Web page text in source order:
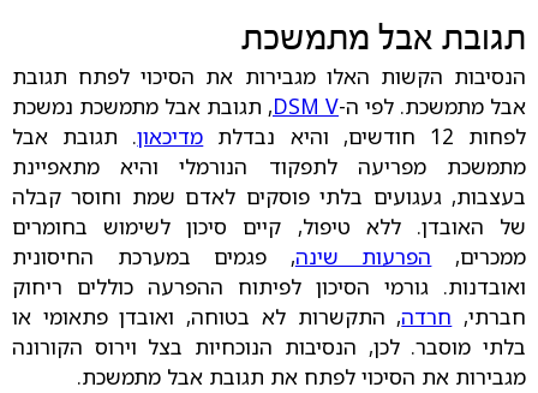
תגובת אבל מתמשכת
הנסיבות הקשות האלו מגבירות את הסיכוי לפתח תגובת
אבל מתמשכת. לפי ה-DSM V, תגובת אבל מתמשכת נמשכת
לפחות 12 חודשים, והיא נבדלת
מדיכאון. תגובת אבל
מתמשכת מפריעה לתפקוד הנורמלי והיא מתאפיינת
בעצבות, געגועים בלתי פוסקים לאדם שמת וחוסר קבלה
של האובדן. ללא טיפול, קיים סיכון לשימוש בחומרים
ממכרים, הפרעות שינה, פגמים במערכת החיסונית
ואובדנות. גורמי הסיכון לפיתוח ההפרעה כוללים ריחוק
חברתי, חרדה, התקשרות לא בטוחה, ואובדן פתאומי או
בלתי מוסבר. לכן, הנסיבות הנוכחיות בצל וירוס הקורונה
מגבירות את הסיכוי לפתח את תגובת אבל מתמשכת.